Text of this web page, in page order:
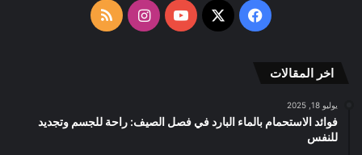
الموقع
فيسبوك
‫X
‫YouTubeانستقرامملخص
اخر المقالات
يوليو 18, 2025
فوائد الاستحمام بالماء البارد في فصل الصيف: راحة للجسم وتجديد
للنفس